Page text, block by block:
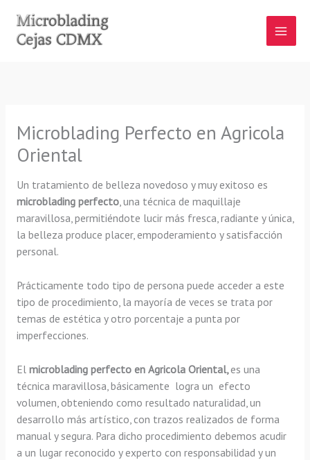
contenido
Microblading Perfecto en Agricola
Oriental
Un tratamiento de belleza novedoso y muy exitoso es
microblading perfecto, una técnica de maquillaje
maravillosa, permitiéndote lucir más fresca, radiante y única,
la belleza produce placer, empoderamiento y satisfacción
personal.
Prácticamente todo tipo de persona puede acceder a este
tipo de procedimiento, la mayoría de veces se trata por
temas de estética y otro porcentaje a punta por
imperfecciones.
El microblading perfecto en Agricola Oriental, es una
técnica maravillosa, básicamente logra un efecto
volumen, obteniendo como resultado naturalidad, un
desarrollo más artístico, con trazos realizados de forma
manual y segura. Para dicho procedimiento debemos acudir
a un lugar reconocido y experto con responsabilidad y un